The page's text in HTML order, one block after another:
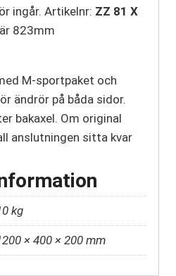
ingår. Artikelnr: ZZ 81 X
823mm
M-sportpaket och
ändrör på båda sidor.
bakaxel. Om original
anslutningen sitta kvar
kg
× 400 × 200 mm